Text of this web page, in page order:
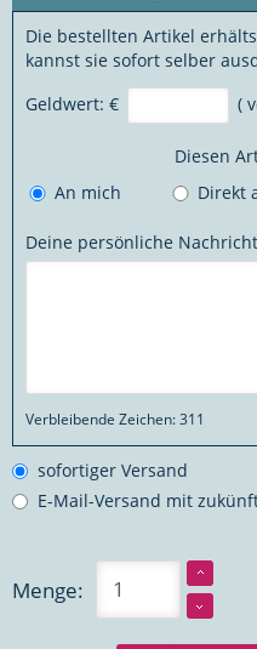
Die bestellten Artikel
kannst sie sofort selber
Geldwert: € (
Diesen
An mich
Direkt
Deine persönliche
Verbleibende Zeichen:311
sofortiger Versand
E-Mail-Versand mit
Menge: